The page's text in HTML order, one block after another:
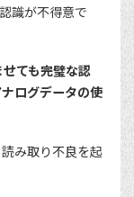
識が不得意で
ても完璧な認
ログデータの使
み取り不良を起